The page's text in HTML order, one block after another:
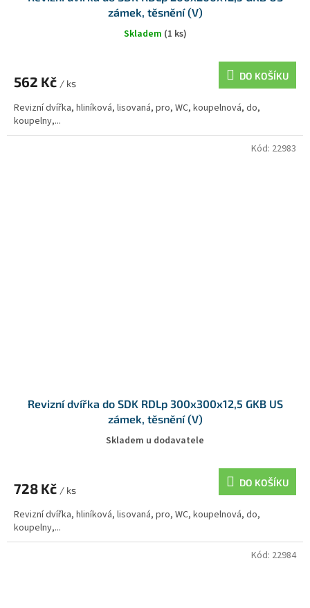
zámek, těsnění (V)
Skladem (1 ks)
562 Kč / ks
DO KOŠÍKU
Revizní dvířka, hliníková, lisovaná, pro, WC, koupelnová, do,
koupelny,...
Revizní dvířka do SDK RDLp 300x300x12,5 GKB US
zámek, těsnění (V)
Skladem u dodavatele
728 Kč / ks
DO KOŠÍKU
Revizní dvířka, hliníková, lisovaná, pro, WC, koupelnová, do,
koupelny,...
Kód: 22983
Kód: 22984